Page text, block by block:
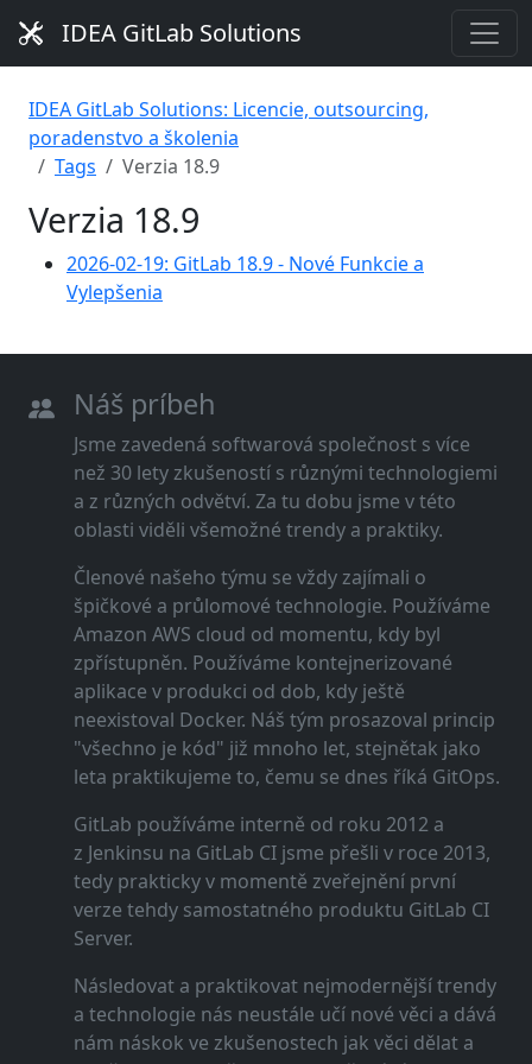
IDEA GitLab Solutions
IDEA GitLab Solutions: Licencie, outsourcing,
poradenstvo a školenia
Tags
Verzia 18.9
Verzia 18.9
2026-02-19: GitLab 18.9 - Nové Funkcie a
Vylepšenia
Náš príbeh
Jsme zavedená softwarová společnost s více
než 30 lety zkušeností s různými technologiemi
a z různých odvětví. Za tu dobu jsme v této
oblasti viděli všemožné trendy a praktiky.
Členové našeho týmu se vždy zajímali o
špičkové a průlomové technologie. Používáme
Amazon AWS cloud od momentu, kdy byl
zpřístupněn. Používáme kontejnerizované
aplikace v produkci od dob, kdy ještě
neexistoval Docker. Náš tým prosazoval princip
"všechno je kód" již mnoho let, stejnětak jako
leta praktikujeme to, čemu se dnes říká GitOps.
GitLab používáme interně od roku 2012 a
z Jenkinsu na GitLab CI jsme přešli v roce 2013,
tedy prakticky v momentě zveřejnění první
verze tehdy samostatného produktu GitLab CI
Server.
Následovat a praktikovat nejmodernější trendy
a technologie nás neustále učí nové věci a dává
nám náskok ve zkušenostech jak věci dělat a